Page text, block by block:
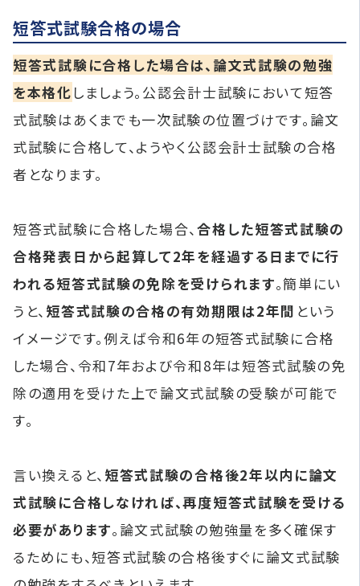
短答式試験合格の場合
短答式試験に合格した場合は、論文式試験の勉強
を本格化 しましょう。公認会計士試験において短答
式試験はあくまでも一次試験の位置づけです。論文
式試験に合格して、ようやく公認会計士試験の合格
者となります。
短答式試験に合格した場合、合格した短答式試験の
合格発表日から起算して2年を経過する日までに行
われる短答式試験の免除を受けられます。簡単にい
うと、 短答式試験の合格の有効期限は2年間 という
イメージです。例えば令和6年の短答式試験に合格
した場合、令和7年および令和8年は短答式試験の免
除の適用を受けた上で論文式試験の受験が可能で
す。
言い換えると、 短答式試験の合格後2年以内に論文
式試験に合格しなければ、再度短答式試験を受ける
必要があります。論文式試験の勉強量を多く確保す
るためにも、短答式試験の合格後すぐに論文式試験